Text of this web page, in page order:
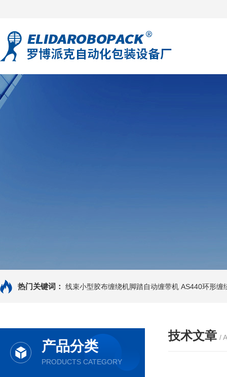
热门关键词： 线束小型胶布缠绕机脚踏自动缠带机 AS440环形缠
产品分类
PRODUCTS CATEGORY
技术文章 /